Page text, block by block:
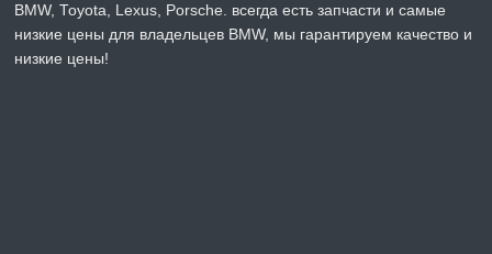
BMW, Toyota, Lexus, Porsche. всегда есть запчасти и самые
низкие цены для владельцев BMW, мы гарантируем качество и
низкие цены!